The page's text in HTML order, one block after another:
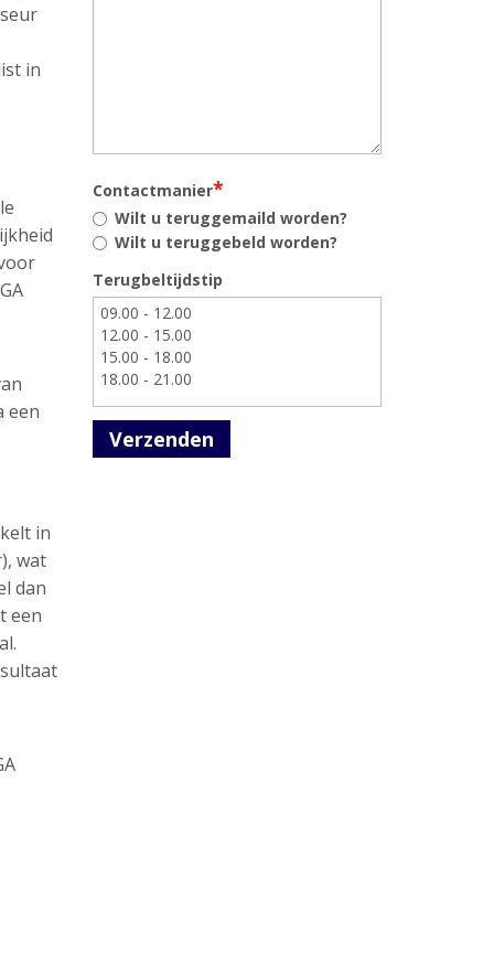
in
een
in
wat
dan
een
Contactmanier*
Wilt u teruggemaild worden?
Wilt u teruggebeld worden?
Terugbeltijdstip
Verzenden